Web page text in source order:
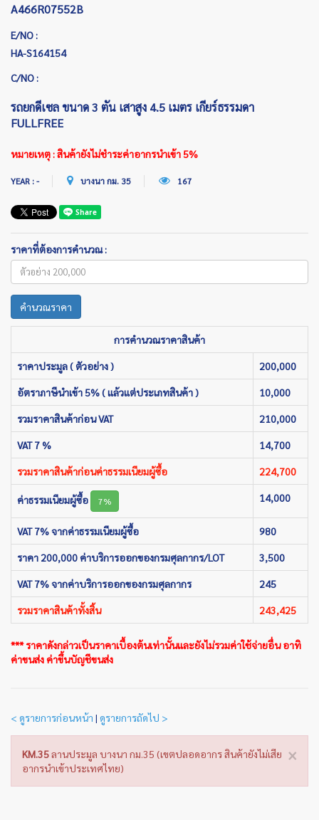
A466R07552B
E/NO :
HA-S164154
C/NO :
รถยกดีเซล ขนาด 3 ตัน เสาสูง 4.5 เมตร เกียร์ธรรมดา
FULLFREE
หมายเหตุ : สินค้ายังไม่ชำระค่าอากรนำเข้า 5%
YEAR : - บางนา กม. 35 167
ราคาที่ต้องการคำนวณ :
คำนวณราคา
การคำนวณราคาสินค้า
ราคาประมูล ( ตัวอย่าง ) 200,000
อัตราภาษีนำเข้า 5% ( แล้วแต่ประเภทสินค้า ) 10,000
รวมราคาสินค้าก่อน VAT 210,000
VAT 7 % 14,700
รวมราคาสินค้าก่อนค่าธรรมเนียมผู้ซื้อ 224,700
ค่าธรรมเนียมผู้ซื้อ 7% 14,000
VAT 7% จากค่าธรรมเนียมผู้ซื้อ 980
ราคา 200,000 ค่าบริการออกของกรมศุลกากร/LOT 3,500
VAT 7% จากค่าบริการออกของกรมศุลกากร 245
รวมราคาสินค้าทั้งสิ้น 243,425
*** ราคาดังกล่าวเป็นราคาเบื้องต้นเท่านั้นและยังไม่รวมค่าใช้จ่ายอื่น อาทิ
ค่าขนส่ง ค่าขึ้นบัญชีขนส่ง
< ดูรายการก่อนหน้า | ดูรายการถัดไป >
×
KM.35ลานประมูล บางนา กม.35 (เขตปลอดอากร สินค้ายังไม่เสีย
อากรนำเข้าประเทศไทย)